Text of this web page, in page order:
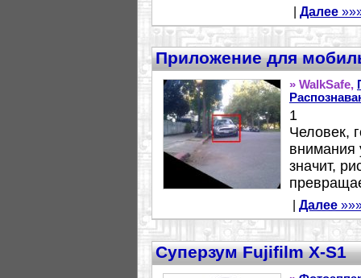
Далее
Приложение для
» WalkSafe,
1
Человек,
внимания
значит,
Далее
Суперзум Fujifilm X-S1